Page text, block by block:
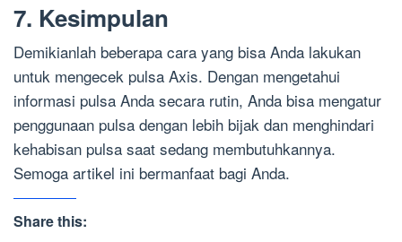
7. Kesimpulan
Demikianlah beberapa cara yang bisa Anda lakukan
untuk mengecek pulsa Axis. Dengan mengetahui
informasi pulsa Anda secara rutin, Anda bisa mengatur
penggunaan pulsa dengan lebih bijak dan menghindari
kehabisan pulsa saat sedang membutuhkannya.
Semoga artikel ini bermanfaat bagi Anda.
Share this: